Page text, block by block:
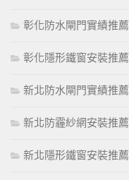
彰化防水閘門實績推薦
彰化隱形鐵窗安裝推薦
新北防水閘門實績推薦
新北防霾紗網安裝推薦
新北隱形鐵窗安裝推薦